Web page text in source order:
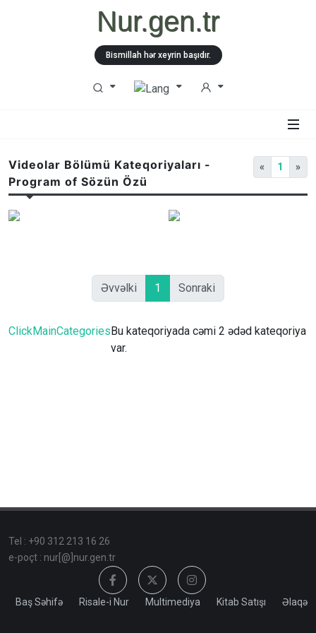
Nur.gen.tr
Bismillah hər xeyrin başıdır.
Videolar Bölümü Kateqoriyaları -
Program of Sözün Özü
« 1 »
Əvvəlki 1 Sonraki
ClickMainCategoriesBu kateqoriyada cəmi 2 ədəd kateqoriya
var.
Tel : +90 312 213 16 26
e-poçt : nur[@]nur.gen.tr
Baş Səhifə Risale-i Nur Multimediya Kitab Satışı Əlaqə